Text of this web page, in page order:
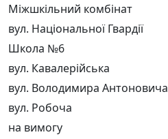
Міжшкільний комбінат
вул. Національної Гвардії
Школа №6
вул. Кавалерійська
вул. Володимира Антоновича
вул. Робоча
на вимогу